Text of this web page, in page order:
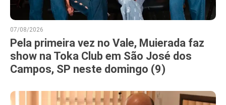
07/08/2026
Pela primeira vez no Vale, Muierada faz
show na Toka Club em São José dos
Campos, SP neste domingo (9)